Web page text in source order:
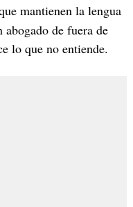
mantienen la lengua
de fuera de
lo que no entiende.